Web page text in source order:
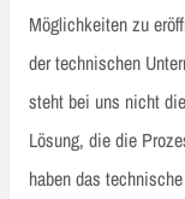
Möglichkeiten zu
der technischen
steht bei uns nicht
Lösung, die die
haben das